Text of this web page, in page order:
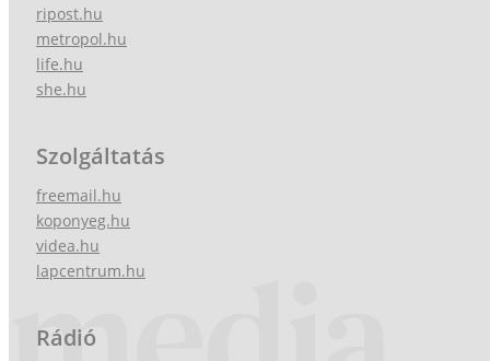
ripost.hu
metropol.hu
life.hu
she.hu
Szolgáltatás
freemail.hu
koponyeg.hu
videa.hu
lapcentrum.hu
Rádió